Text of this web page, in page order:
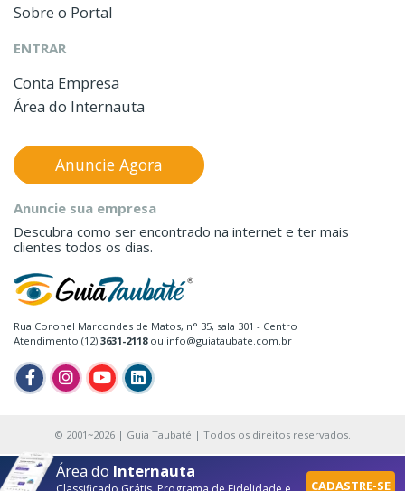
Sobre o Portal
ENTRAR
Conta Empresa
Área do Internauta
Rua Coronel Marcondes de Matos, n° 35, sala 301 - Centro
Atendimento (12) 3631-2118ou info@guiataubate.com.br
Anuncie sua empresa
Descubra como ser encontrado na internet e ter mais
clientes todos os dias.
Anuncie Agora
© 2001~2026 | Guia Taubaté | Todos os direitos reservados.
Área do Internauta
CADASTRE-SE